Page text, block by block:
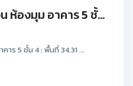
ห้องมุม อาคาร 5 ชั้...
าร 5 ชั้น 4 : พื้นที่ 34.31 ...